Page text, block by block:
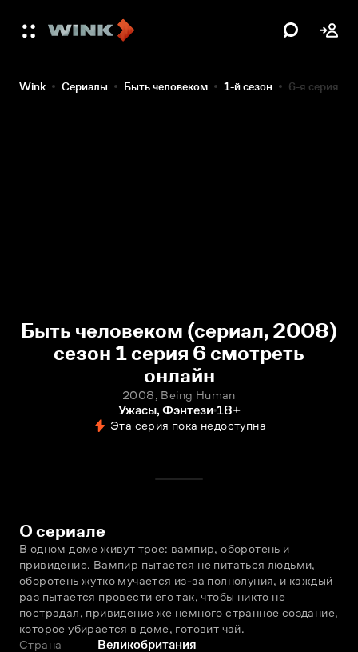
Wink Сериалы Быть человеком 1-й сезон 6-я серия
Быть человеком (сериал, 2008)
сезон 1 серия 6 смотреть
онлайн
2008, Being Human
Ужасы, Фэнтези 18+
Эта серия пока недоступна
О сериале
В одном доме живут трое: вампир, оборотень и
привидение. Вампир пытается не питаться людьми,
оборотень жутко мучается из-за полнолуния, и каждый
раз пытается провести его так, чтобы никто не
пострадал, привидение же немного странное создание,
которое убирается в доме, готовит чай.
Страна
Великобритания